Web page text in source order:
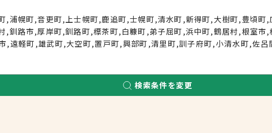
求人を探す ブックマーク
求人閲覧履歴 新着求人一覧
。
,浦幌町,音更町,上士幌町,鹿追町,士幌町,清水町,新得町,大樹町,豊頃町
,釧路市,厚岸町,釧路町,標茶町,白糠町,弟子屈町,浜中町,鶴居村,根室市
,遠軽町,雄武町,大空町,置戸町,興部町,清里町,訓子府町,小清水町,佐
検索条件を変更